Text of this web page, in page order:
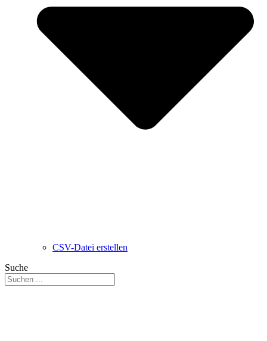
CSV-Datei erstellen
Suche